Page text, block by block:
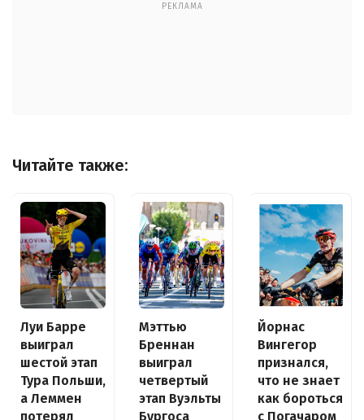
РЕКЛАМА
Читайте также:
Луи Барре
выиграл
шестой этап
Тура Польши,
а Леммен
потерял
Мэттью
Бреннан
выиграл
четвертый
этап Вуэльты
Бургоса
Йорнас
Вингегор
признался,
что не знает
как бороться
с Погачаром